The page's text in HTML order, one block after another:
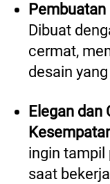
Dibuat
cermat,
desain
Elegan dan
ingin tampil
saat